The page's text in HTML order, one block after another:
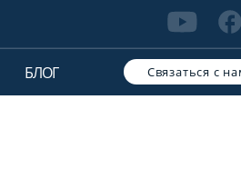
БЛОГ Связаться с